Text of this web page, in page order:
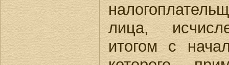
лица,
итогом с